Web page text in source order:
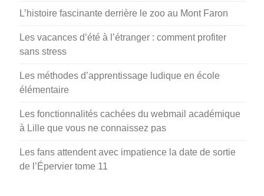
L’histoire fascinante derrière le zoo au Mont Faron
Les vacances d’été à l’étranger : comment profiter
sans stress
Les méthodes d’apprentissage ludique en école
élémentaire
Les fonctionnalités cachées du webmail académique
à Lille que vous ne connaissez pas
Les fans attendent avec impatience la date de sortie
de l’Épervier tome 11